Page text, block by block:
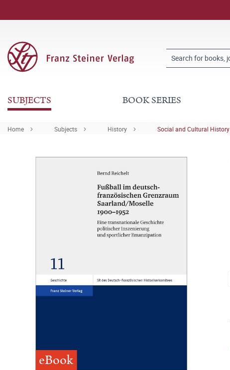
SUBJECTS BOOK SERIES
Home Subjects History Social and Cultural History
eBook